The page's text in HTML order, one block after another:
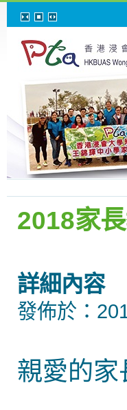
2018家
詳細內容
發佈於：
親愛的家